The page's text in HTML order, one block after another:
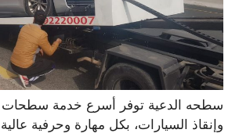
سطحه الدعية توفر أسرع خدمة سطحات
وإنقاذ السيارات، بكل مهارة وحرفية عالية.